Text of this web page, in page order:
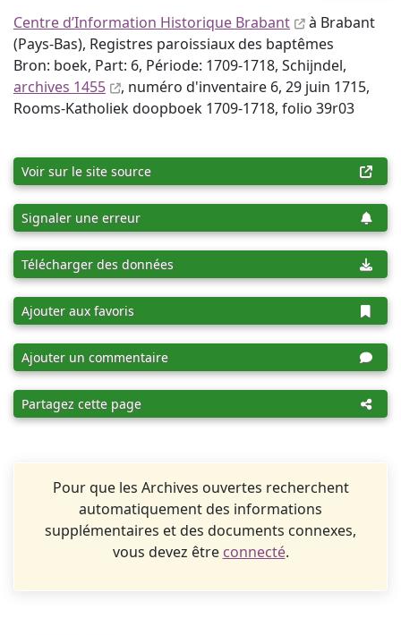
Centre d’Information Historique Brabant
à Brabant
(Pays-Bas), Registres paroissiaux des baptêmes
Bron: boek, Part: 6, Période: 1709-1718, Schijndel,
archives 1455
, numéro d'inventaire 6, 29 juin 1715,
Rooms-Katholiek doopboek 1709-1718, folio 39r03
Voir sur le site source
Signaler une erreur
Télécharger des données
Ajouter aux favoris
Ajouter un commentaire
Partagez cette page
Pour que les Archives ouvertes recherchent
automatiquement des informations
supplémentaires et des documents connexes,
vous devez être connecté.